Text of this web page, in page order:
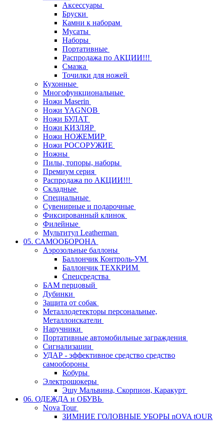
Аксессуары
Бруски
Камни к наборам
Мусаты
Наборы
Портативные
Распродажа по АКЦИИ!!!
Смазка
Точилки для ножей
Кухонные
Многофункциональные
Ножи Maserin
Ножи YAGNOB
Ножи БУЛАТ
Ножи КИЗЛЯР
Ножи НОЖЕМИР
Ножи РОСОРУЖИЕ
Ножны
Пилы, топоры, наборы
Премиум серия
Распродажа по АКЦИИ!!!
Складные
Специальные
Сувенирные и подарочные
Фиксированный клинок
Филейные
Мультитул Leatherman
05. САМООБОРОНА
Аэрозольные баллоны
Баллончик Контроль-УМ
Баллончик ТЕХКРИМ
Спецсредства
БАМ перцовый
Дубинки
Защита от собак
Металлодетекторы персональные,
Металлоискатели
Наручники
Портативные автомобильные заграждения
Сигнализации
УДАР - эффективное средство средство
самообороны
Кобуры
Электрошокеры
Эшу Мальвина, Скорпион, Каракурт
06. ОДЕЖДА и ОБУВЬ
Nova Tour
ЗИМНИЕ ГОЛОВНЫЕ УБОРЫ nOVA tOUR